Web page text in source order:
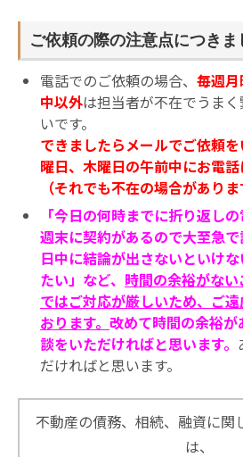
ご依頼の際の注意点につきま
電話でのご依頼の場合、 毎週
中以外は担当者が不在でうま
いです。
できましたらメールでご依頼
曜日、木曜日の午前中にお電
（それでも不在の場合がありま
「今日の何時までに折り返し
週末に契約があるので大至急
日中に結論が出さないといけ
たい」 など、 時間の余裕がな
ではご対応が厳しいため、ご
おります。 改めて時間の余裕
談をいただければと思います。
だければと思います。
不動産の債務、相続、融資に関
は、